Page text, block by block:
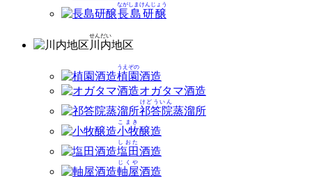
長島研醸
ながしまけんじょう
川内
せんだい
地区
植園
うえぞの
酒造
オガタマ酒造
祁答院
けどういん
蒸溜所
小牧
こまき
醸造
塩田
しおた
酒造
軸屋
じくや
酒造